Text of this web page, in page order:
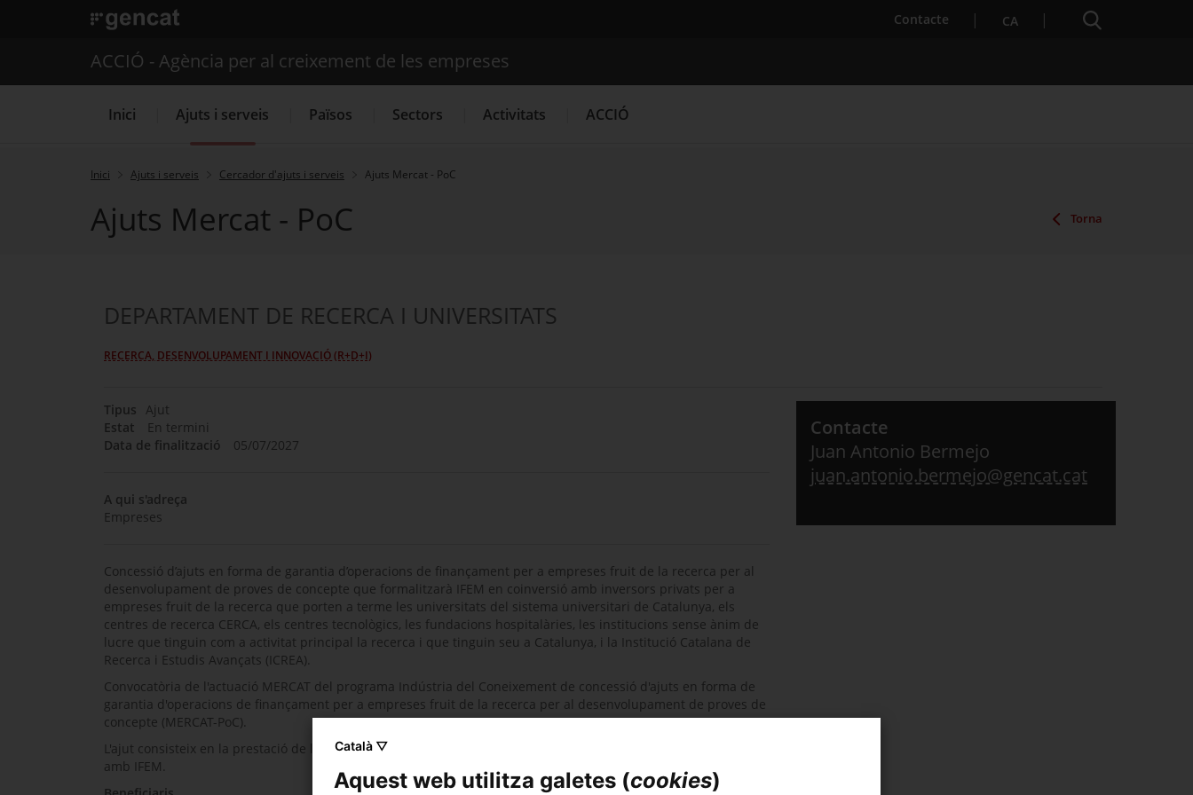
. Obre en una nova finestra. Contacte . Obre en una nova finestra.
CA Cercador
Cercador
Serveis d'internacionalització
ACCIÓ - Agència per al creixement de les empreses
Inici Ajuts i serveis Països Sectors Activitats ACCIÓ
Inici Ajuts i serveis Cercador d'ajuts i serveis Ajuts Mercat - PoC
Ajuts Mercat - PoC Torna
DEPARTAMENT DE RECERCA I UNIVERSITATS
RECERCA, DESENVOLUPAMENT I INNOVACIÓ (R+D+I)
Tipus Ajut
Estat
En termini
Data de finalització
05/07/2027
A qui s'adreça
Empreses
Concessió d’ajuts en forma de garantia d’operacions de finançament per a empreses fruit de la recerca per al
desenvolupament de proves de concepte que formalitzarà IFEM en coinversió amb inversors privats per a
empreses fruit de la recerca que porten a terme les universitats del sistema universitari de Catalunya, els
centres de recerca CERCA, els centres tecnològics, les fundacions hospitalàries, les institucions sense ànim de
lucre que tinguin com a activitat principal la recerca i que tinguin seu a Catalunya, i la Institució Catalana de
Recerca i Estudis Avançats (ICREA).
Convocatòria de l'actuació MERCAT del programa Indústria del Coneixement de concessió d'ajuts en forma de
garantia d'operacions de finançament per a empreses fruit de la recerca per al desenvolupament de proves de
concepte (MERCAT-PoC).
L'ajut consisteix en la prestació de l'aval pel 80% del risc viu de les operacions de finançament formalitzades
amb IFEM.
Contacte
Juan Antonio Bermejo
juan.antonio.bermejo@gencat.cat
Català ▽
Aquest web utilitza galetes (cookies)